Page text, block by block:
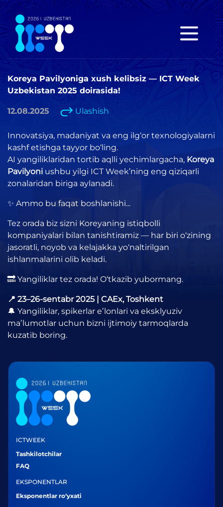
Koreya Pavilyoniga xush kelibsiz — ICT Week
Uzbekistan 2025 doirasida!
12.08.2025 Ulashish
Innovatsiya, madaniyat va eng ilg‘or texnologiyalarni
kashf etishga tayyor bo‘ling.
AI yangiliklaridan tortib aqlli yechimlargacha, Koreya
Pavilyoni ushbu yilgi ICT Week’ning eng qiziqarli
zonalaridan biriga aylanadi.
✨ Ammo bu faqat boshlanishi...
Tez orada biz sizni Koreyaning istiqbolli
kompaniyalari bilan tanishtiramiz — har biri o‘zining
jasoratli, noyob va kelajakka yo‘naltirilgan
ishlanmalarini olib keladi.
🔜 Yangiliklar tez orada! O‘tkazib yubormang.
📍 23–26-sentabr 2025 | CAEx, Toshkent
🔔 Yangiliklar, spikerlar eʼlonlari va eksklyuziv
maʼlumotlar uchun bizni ijtimoiy tarmoqlarda
kuzatib boring.
ICTWEEK
Tashkilotchilar
FAQ
EKSPONENTLAR
Eksponentlar ro‘yxati